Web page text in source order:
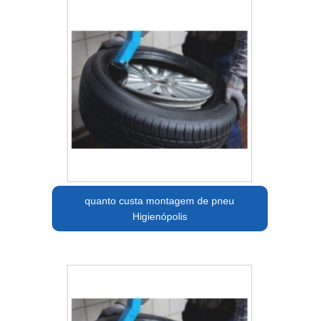
quanto custa montagem de pneu
Higienópolis